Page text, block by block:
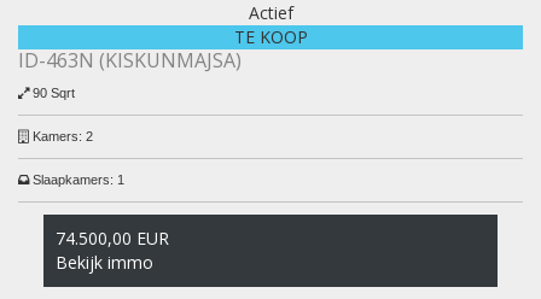
Actief
TE KOOP
ID-463N (KISKUNMAJSA)
90 Sqrt
Kamers: 2
Slaapkamers: 1
74.500,00 EUR
Bekijk immo